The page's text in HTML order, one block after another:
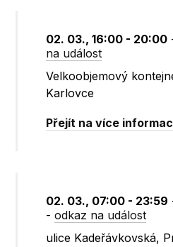
02. 03., 16:00 - 20:00
na událost
Velkoobjemový
Karlovce
Přejít na více
02. 03., 07:00 - 23:59
-odkaz na událost
ulice Kadeřávkovská,